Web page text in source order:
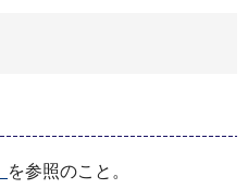
を参照のこと。